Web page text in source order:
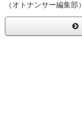
（オトナンサー編集部）